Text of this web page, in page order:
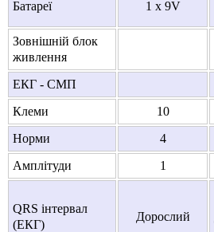
Батареї 1 x 9V
Зовнішній блок
живлення
ЕКГ - СМП
Клеми
10
Норми
4
Амплітуди
1
QRS інтервал
(ЕКГ)
Дорослий